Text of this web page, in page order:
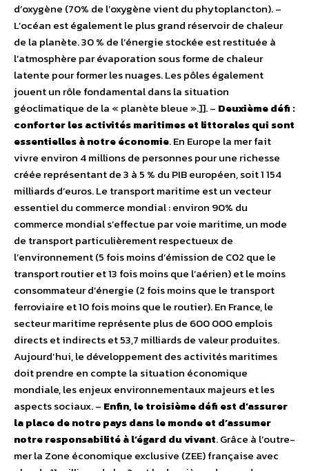
d’oxygène (70% de l’oxygène vient du phytoplancton). –
L’océan est également le plus grand réservoir de chaleur
de la planète. 30 % de l’énergie stockée est restituée à
l’atmosphère par évaporation sous forme de chaleur
latente pour former les nuages. Les pôles également
jouent un rôle fondamental dans la situation
géoclimatique de la « planète bleue ».]]. – Deuxième défi :
conforter les activités maritimes et littorales qui sont
essentielles à notre économie. En Europe la mer fait
vivre environ 4 millions de personnes pour une richesse
créée représentant de 3 à 5 % du PIB européen, soit 1 154
milliards d’euros. Le transport maritime est un vecteur
essentiel du commerce mondial : environ 90% du
commerce mondial s’effectue par voie maritime, un mode
de transport particulièrement respectueux de
l’environnement (5 fois moins d’émission de C02 que le
transport routier et 13 fois moins que l’aérien) et le moins
consommateur d’énergie (2 fois moins que le transport
ferroviaire et 10 fois moins que le routier). En France, le
secteur maritime représente plus de 600 000 emplois
directs et indirects et 53,7 milliards de valeur produites.
Aujourd’hui, le développement des activités maritimes
doit prendre en compte la situation économique
mondiale, les enjeux environnementaux majeurs et les
aspects sociaux. – Enfin, le troisième défi est d’assurer
la place de notre pays dans le monde et d’assumer
notre responsabilité à l’égard du vivant. Grâce à l’outre-
mer la Zone économique exclusive (ZEE) française avec